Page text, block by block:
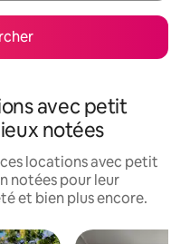
avec petit
notées
locations avec petit
notées pour leur
et bien plus encore.